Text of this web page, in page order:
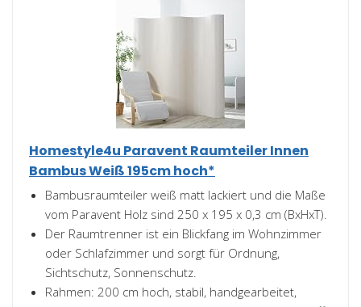
Homestyle4u Paravent Raumteiler Innen
Bambus Weiß 195cm hoch*
Bambusraumteiler weiß matt lackiert und die Maße
vom Paravent Holz sind 250 x 195 x 0,3 cm (BxHxT).
Der Raumtrenner ist ein Blickfang im Wohnzimmer
oder Schlafzimmer und sorgt für Ordnung,
Sichtschutz, Sonnenschutz.
Rahmen: 200 cm hoch, stabil, handgearbeitet,